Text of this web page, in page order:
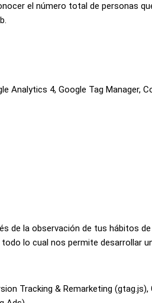
el número total de personas
Analytics 4, Google Tag Manager,
la observación de tus hábitos
lo cual nos permite desarrollar
Tracking & Remarketing